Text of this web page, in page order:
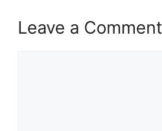
Leave a Comment